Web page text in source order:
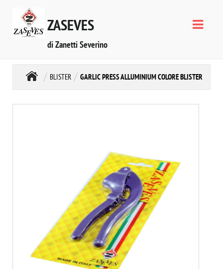
ZASEVES
di Zanetti Severino
BLISTER GARLIC PRESS ALLUMINIUM COLORE BLISTER